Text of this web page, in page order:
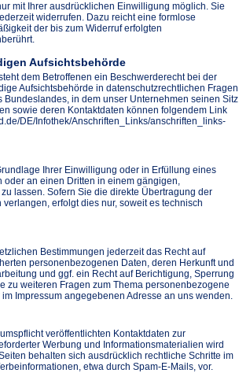
mit Ihrer ausdrücklichen Einwilligung möglich. Sie
widerrufen. Dazu reicht eine formlose
der bis zum Widerruf erfolgten
Aufsichtsbehörde
dem Betroffenen ein Beschwerderecht bei der
Aufsichtsbehörde in datenschutzrechtlichen Fragen
in dem unser Unternehmen seinen Sitz
sowie deren Kontaktdaten können folgendem Link
DE/Infothek/Anschriften_Links/anschriften_links-
Ihrer Einwilligung oder in Erfüllung eines
an einen Dritten in einem gängigen,
lassen. Sofern Sie die direkte Übertragung der
erfolgt dies nur, soweit es technisch
Bestimmungen jederzeit das Recht auf
personenbezogenen Daten, deren Herkunft und
und ggf. ein Recht auf Berichtigung, Sperrung
zu weiteren Fragen zum Thema personenbezogene
Impressum angegebenen Adresse an uns wenden.
veröffentlichten Kontaktdaten zur
Werbung und Informationsmaterialien wird
behalten sich ausdrücklich rechtliche Schritte im
etwa durch Spam-E-Mails, vor.